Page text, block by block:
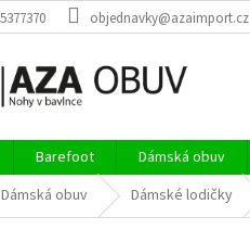
objednavky@azaimport.cz
Barefoot Dámská obuv
Dámská obuv Dámské lodičky